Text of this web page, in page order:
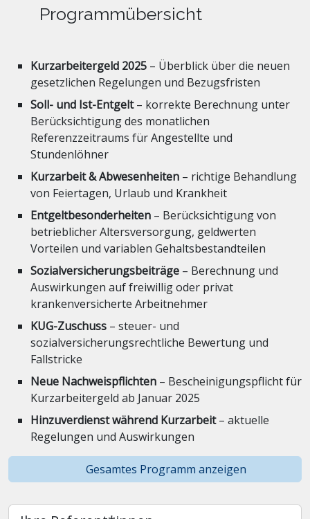
Programmübersicht
Kurzarbeitergeld 2025 – Überblick über die neuen
gesetzlichen Regelungen und Bezugsfristen
Soll- und Ist-Entgelt– korrekte Berechnung unter
Berücksichtigung des monatlichen
Referenzzeitraums für Angestellte und
Stundenlöhner
Kurzarbeit & Abwesenheiten – richtige Behandlung
von Feiertagen, Urlaub und Krankheit
Entgeltbesonderheiten – Berücksichtigung von
betrieblicher Altersversorgung, geldwerten
Vorteilen und variablen Gehaltsbestandteilen
Sozialversicherungsbeiträge – Berechnung und
Auswirkungen auf freiwillig oder privat
krankenversicherte Arbeitnehmer
KUG-Zuschuss – steuer- und
sozialversicherungsrechtliche Bewertung und
Fallstricke
Neue Nachweispflichten – Bescheinigungspflicht für
Kurzarbeitergeld ab Januar 2025
Hinzuverdienst während Kurzarbeit– aktuelle
Regelungen und Auswirkungen
Gesamtes Programm anzeigen